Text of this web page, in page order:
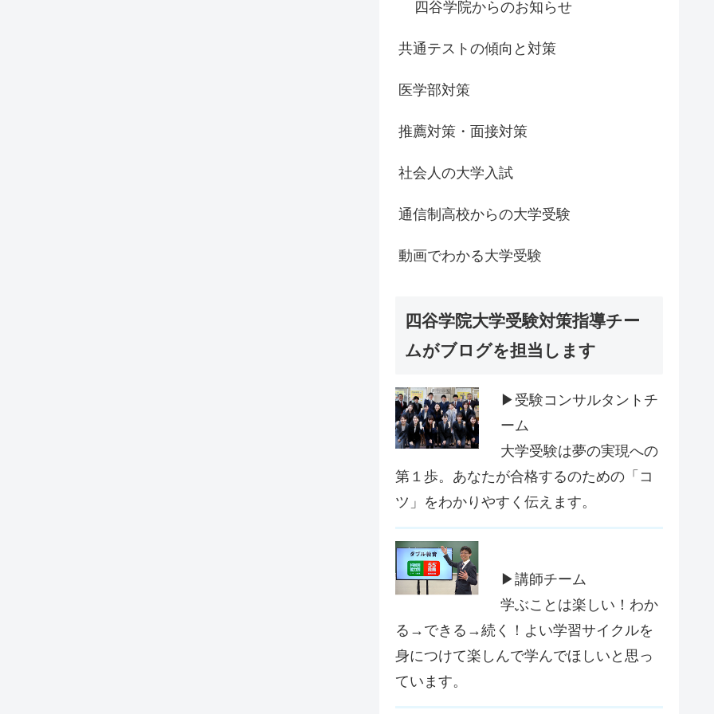
四谷学院からのお知らせ
共通テストの傾向と対策
医学部対策
推薦対策・面接対策
社会人の大学入試
通信制高校からの大学受験
動画でわかる大学受験
四谷学院大学受験対策指導チー
ムがブログを担当します
▶受験コンサルタントチ
ーム
大学受験は夢の実現への
第１歩。あなたが合格するのための「コ
ツ」をわかりやすく伝えます。
▶講師チーム
学ぶことは楽しい！わか
る→できる→続く！よい学習サイクルを
身につけて楽しんで学んでほしいと思っ
ています。